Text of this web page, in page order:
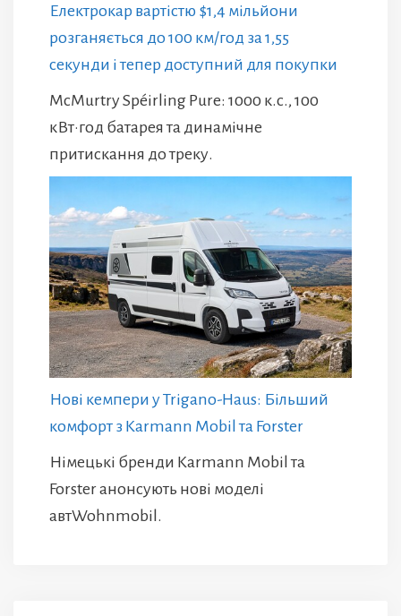
Електрокар вартістю $1,4 мільйони
розганяється до 100 км/год за 1,55
секунди і тепер доступний для покупки
McMurtry Spéirling Pure: 1000 к.с., 100
кВт·год батарея та динамічне
притискання до треку.
Нові кемпери у Trigano-Haus: Більший
комфорт з Karmann Mobil та Forster
Німецькі бренди Karmann Mobil та
Forster анонсують нові моделі
автWohnmobil.